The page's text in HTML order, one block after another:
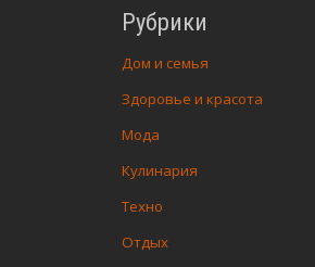
Рубрики
Дом и семья
Здоровье и красота
Мода
Кулинария
Техно
Отдых